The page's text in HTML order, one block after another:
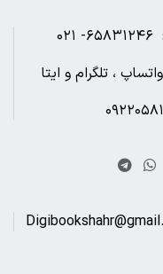
، تلگرام و ایتا